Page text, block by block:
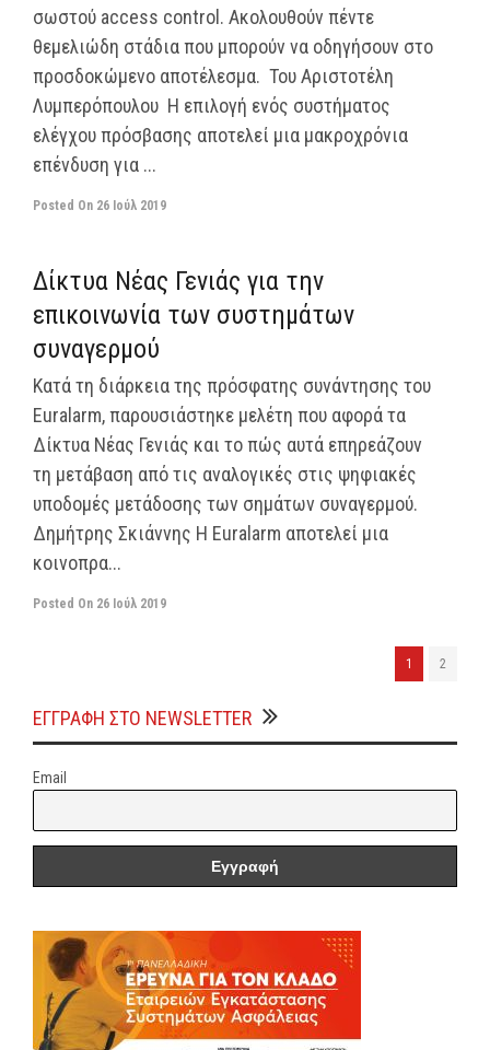
σωστού access control. Ακολουθούν πέντε
θεμελιώδη στάδια που μπορούν να οδηγήσουν στο
προσδοκώμενο αποτέλεσμα. Του Αριστοτέλη
Λυμπερόπουλου Η επιλογή ενός συστήματος
ελέγχου πρόσβασης αποτελεί μια μακροχρόνια
επένδυση για ...
Posted On 26 Ιούλ 2019
Δίκτυα Νέας Γενιάς για την
επικοινωνία των συστημάτων
συναγερμού
Κατά τη διάρκεια της πρόσφατης συνάντησης του
Euralarm, παρουσιάστηκε μελέτη που αφορά τα
Δίκτυα Νέας Γενιάς και το πώς αυτά επηρεάζουν
τη μετάβαση από τις αναλογικές στις ψηφιακές
υποδομές μετάδοσης των σημάτων συναγερμού.
Δημήτρης Σκιάννης Η Euralarm αποτελεί μια
κοινοπρα...
Posted On 26 Ιούλ 2019
1 2
ΕΓΓΡΑΦΗ ΣΤΟ NEWSLETTER
Email